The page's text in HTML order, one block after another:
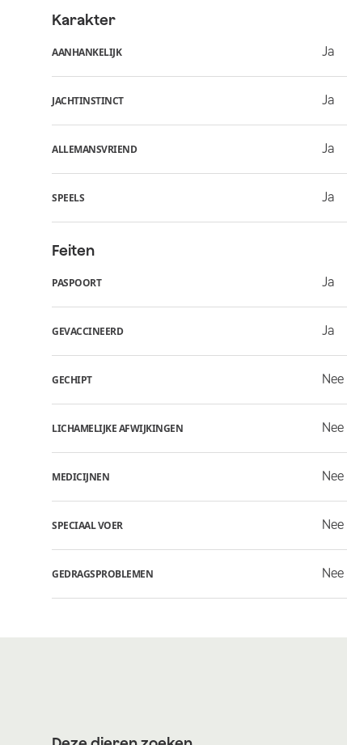
Karakter
AANHANKELIJK Ja
JACHTINSTINCT Ja
ALLEMANSVRIEND Ja
SPEELS Ja
Feiten
PASPOORT Ja
GEVACCINEERD Ja
GECHIPT Nee
LICHAMELIJKE AFWIJKINGEN Nee
MEDICIJNEN Nee
SPECIAAL VOER Nee
GEDRAGSPROBLEMEN Nee